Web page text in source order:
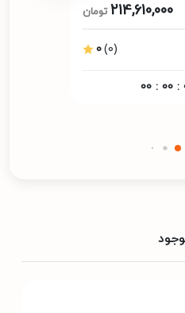
214,610,000تومان
0(0)
00 : 00 :